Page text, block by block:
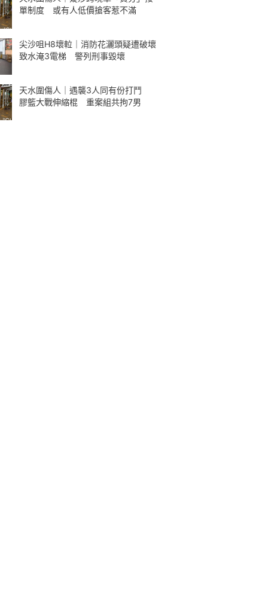
單制度 或有人低價搶客惹不滿
尖沙咀H8壞𨋢｜消防花灑頭疑遭破壞
致水淹3電梯 警列刑事毀壞
天水圍傷人｜遇襲3人同有份打鬥
膠籃大戰伸縮棍 重案組共拘7男